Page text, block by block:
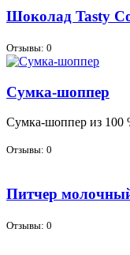
Шоколад Tasty
Отзывы: 0
Сумка-шоппер
Сум­ка-шоп­пер из 100
Отзывы: 0
Питчер
Отзывы: 0